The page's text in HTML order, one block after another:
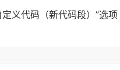
义代码（新代码段）”选项